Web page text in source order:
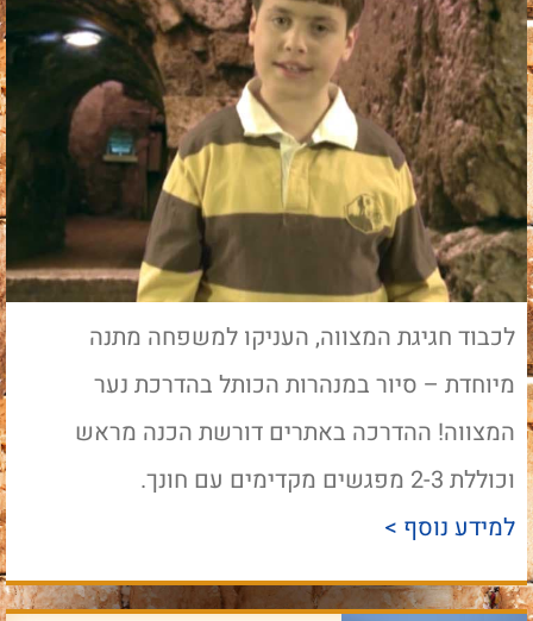
לכבוד חגיגת המצווה, העניקו למשפחה מתנה
מיוחדת – סיור במנהרות הכותל בהדרכת נער
המצווה! ההדרכה באתרים דורשת הכנה מראש
וכוללת 2-3 מפגשים מקדימים עם חונך.
למידע נוסף >